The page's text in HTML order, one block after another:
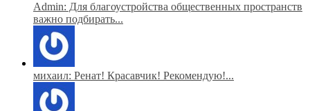
Admin: Для благоустройства общественных пространств
важно подбирать...
михаил: Ренат! Красавчик! Рекомендую!...